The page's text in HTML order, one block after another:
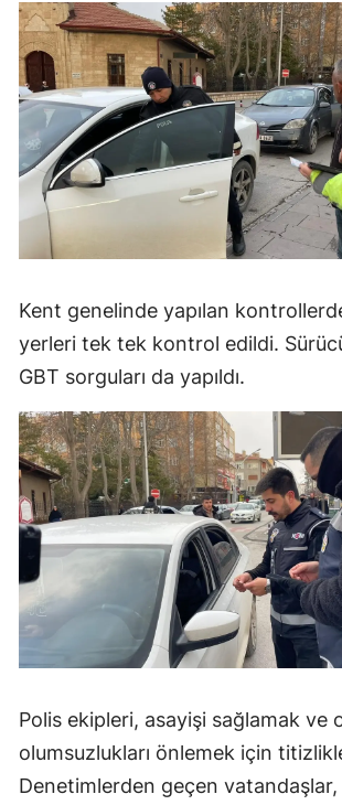
Kent genelinde yapılan
yerleri tek tek kontrol edildi.
GBT sorguları da yapıldı.
Polis ekipleri, asayişi sağlamak ve
olumsuzlukları önlemek için
Denetimlerden geçen vatandaşlar,